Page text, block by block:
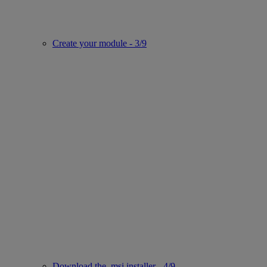
Create your module - 3/9